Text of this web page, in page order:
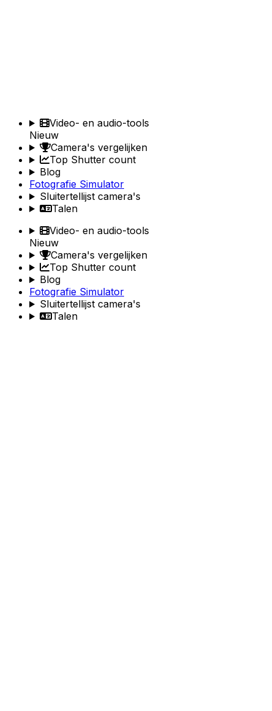
Video- en audio-tools
Nieuw
Camera's vergelijken
Top Shutter count
Blog
Fotografie Simulator
Sluitertellijst camera's
Talen
Video- en audio-tools
Nieuw
Camera's vergelijken
Top Shutter count
Blog
Fotografie Simulator
Sluitertellijst camera's
Talen